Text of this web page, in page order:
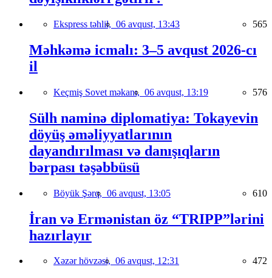
Ekspress təhlil, 06 avqust, 13:43 565
Məhkəmə icmalı: 3–5 avqust 2026-cı
il
Keçmiş Sovet məkanı, 06 avqust, 13:19 576
Sülh naminə diplomatiya: Tokayevin
döyüş əməliyyatlarının
dayandırılması və danışıqların
bərpası təşəbbüsü
Böyük Şərq, 06 avqust, 13:05 610
İran və Ermənistan öz “TRIPP”lərini
hazırlayır
Xəzər hövzəsi, 06 avqust, 12:31 472